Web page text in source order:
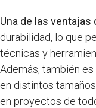
Una de las ventajas
durabilidad, lo que
técnicas y
Además, también
en distintos
en proyectos de